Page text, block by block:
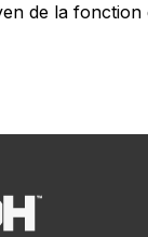
de la fonction